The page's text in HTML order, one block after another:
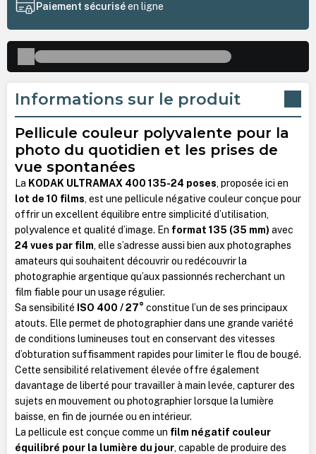
Paiement sécuriséen ligne
Informations sur le produit
Pellicule couleur polyvalente pour la
photo du quotidien et les prises de
vue spontanées
La KODAK ULTRAMAX 400 135-24 poses, proposée ici en
lot de 10 films, est une pellicule négative couleur conçue pour
offrir un excellent équilibre entre simplicité d’utilisation,
polyvalence et qualité d’image. En format 135 (35 mm) avec
24 vues par film, elle s’adresse aussi bien aux photographes
amateurs qui souhaitent découvrir ou redécouvrir la
photographie argentique qu’aux passionnés recherchant un
film fiable pour un usage régulier.
Sa sensibilité ISO 400 / 27° constitue l’un de ses principaux
atouts. Elle permet de photographier dans une grande variété
de conditions lumineuses tout en conservant des vitesses
d’obturation suffisamment rapides pour limiter le flou de bougé.
Cette sensibilité relativement élevée offre également
davantage de liberté pour travailler à main levée, capturer des
sujets en mouvement ou photographier lorsque la lumière
baisse, en fin de journée ou en intérieur.
La pellicule est conçue comme un film négatif couleur
équilibré pour la lumière du jour, capable de produire des